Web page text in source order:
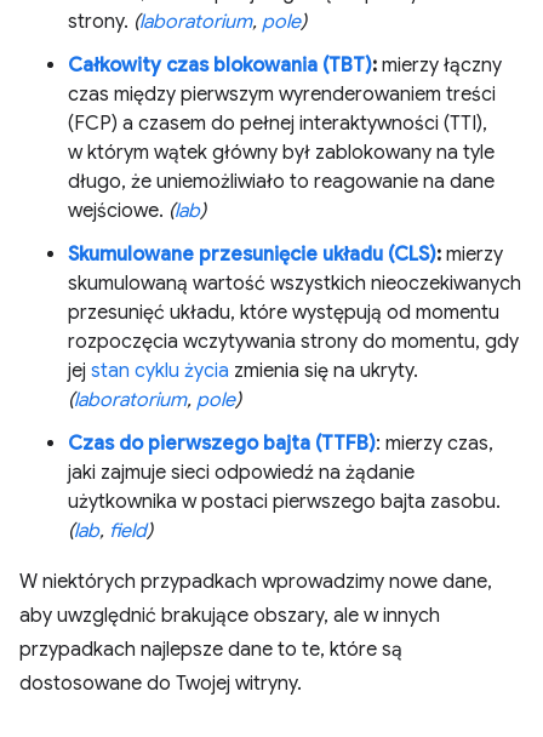
strony. (laboratorium, pole)
Całkowity czas blokowania (TBT): mierzy łączny
czas między pierwszym wyrenderowaniem treści
(FCP) a czasem do pełnej interaktywności (TTI),
w którym wątek główny był zablokowany na tyle
długo, że uniemożliwiało to reagowanie na dane
wejściowe. (lab)
Skumulowane przesunięcie układu (CLS): mierzy
skumulowaną wartość wszystkich nieoczekiwanych
przesunięć układu, które występują od momentu
rozpoczęcia wczytywania strony do momentu, gdy
jej stan cyklu życia zmienia się na ukryty.
(laboratorium, pole)
Czas do pierwszego bajta (TTFB): mierzy czas,
jaki zajmuje sieci odpowiedź na żądanie
użytkownika w postaci pierwszego bajta zasobu.
(lab, field)
W niektórych przypadkach wprowadzimy nowe dane,
aby uwzględnić brakujące obszary, ale w innych
przypadkach najlepsze dane to te, które są
dostosowane do Twojej witryny.